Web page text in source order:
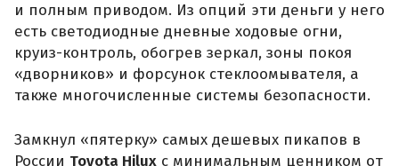
и полным приводом. Из опций эти деньги у него
есть светодиодные дневные ходовые огни,
круиз-контроль, обогрев зеркал, зоны покоя
«дворников» и форсунок стеклоомывателя, а
также многочисленные системы безопасности.
Замкнул «пятерку» самых дешевых пикапов в
России Toyota Hilux с минимальным ценником от